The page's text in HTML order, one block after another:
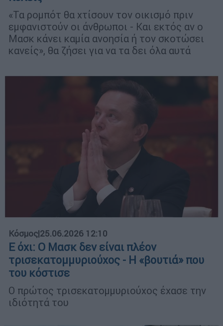
«Τα ρομπότ θα χτίσουν τον οικισμό πριν
εμφανιστούν οι άνθρωποι - Και εκτός αν ο
Μασκ κάνει καμία ανοησία ή τον σκοτώσει
κανείς», θα ζήσει για να τα δει όλα αυτά
Κόσμος|25.06.2026 12:10
Ε όχι: Ο Μασκ δεν είναι πλέον
τρισεκατομμυριούχος - Η «βουτιά» που
του κόστισε
Ο πρώτος τρισεκατομμυριούχος έχασε την
ιδιότητά του